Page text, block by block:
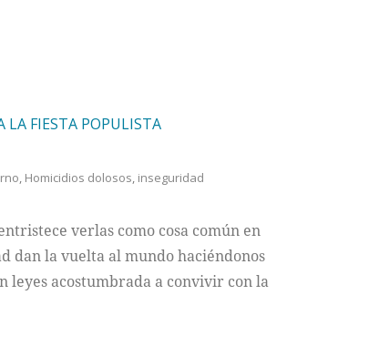
LA FIESTA POPULISTA
Homicidios dolosos inseguridad
verlas como cosa común en
dan la vuelta al mundo haciéndonos
leyes acostumbrada a convivir con la